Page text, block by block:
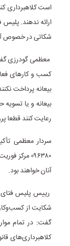
است کلاهبرداری
ارائه ندهند. پلیس
شکاتی در خصوص
معظمی گودرزی
کسب و کارهای
بیعانه پرداخت
بیعانه و یا
رعایت کنند قطعا
سردار معظمی
۰۹۶۳۸۰
آنان خواهند بود.
رییس پلیس فتای
شکایت از
گفت: در تمام
کلاهبرداری‌های